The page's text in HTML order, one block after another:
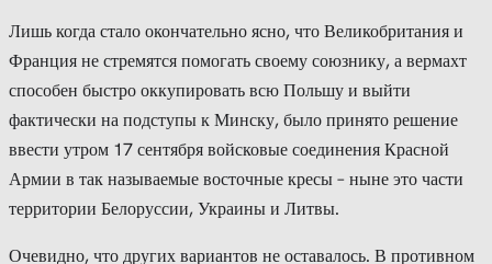
Лишь когда стало окончательно ясно, что Великобритания и
Франция не стремятся помогать своему союзнику, а вермахт
способен быстро оккупировать всю Польшу и выйти
фактически на подступы к Минску, было принято решение
ввести утром 17 сентября войсковые соединения Красной
Армии в так называемые восточные кресы – ныне это части
территории Белоруссии, Украины и Литвы.
Очевидно, что других вариантов не оставалось. В противном